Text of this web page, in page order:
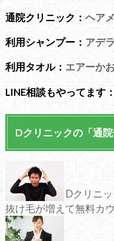
通院クリニック： ヘア
利用シャンプー： アデ
利用タオル： エアーか
LINE相談もやってます：
Dクリニックの「通
Dクリニ
抜け毛が増えて無料カ